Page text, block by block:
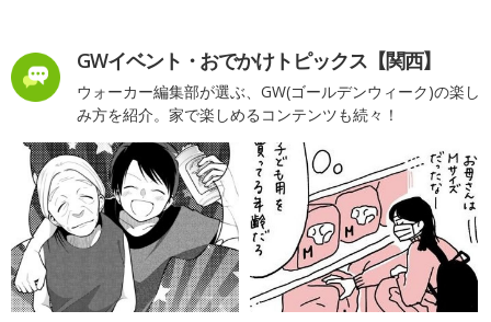
GWイベント・おでかけトピックス【関西】
ウォーカー編集部が選ぶ、GW(ゴールデンウィーク)の楽し
み方を紹介。家で楽しめるコンテンツも続々！